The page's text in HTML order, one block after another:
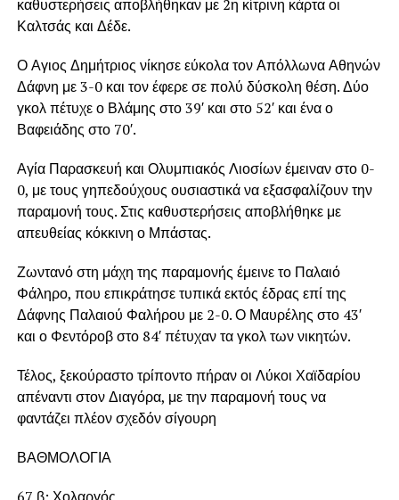
καθυστερήσεις αποβλήθηκαν με 2η κίτρινη κάρτα οι
Καλτσάς και Δέδε.
Ο Αγιος Δημήτριος νίκησε εύκολα τον Απόλλωνα Αθηνών
Δάφνη με 3-0 και τον έφερε σε πολύ δύσκολη θέση. Δύο
γκολ πέτυχε ο Βλάμης στο 39′ και στο 52′ και ένα ο
Βαφειάδης στο 70′.
Αγία Παρασκευή και Ολυμπιακός Λιοσίων έμειναν στο 0-
0, με τους γηπεδούχους ουσιαστικά να εξασφαλίζουν την
παραμονή τους. Στις καθυστερήσεις αποβλήθηκε με
απευθείας κόκκινη ο Μπάστας.
Ζωντανό στη μάχη της παραμονής έμεινε το Παλαιό
Φάληρο, που επικράτησε τυπικά εκτός έδρας επί της
Δάφνης Παλαιού Φαλήρου με 2-0. Ο Μαυρέλης στο 43′
και ο Φεντόροβ στο 84′ πέτυχαν τα γκολ των νικητών.
Τέλος, ξεκούραστο τρίποντο πήραν οι Λύκοι Χαϊδαρίου
απέναντι στον Διαγόρα, με την παραμονή τους να
φαντάζει πλέον σχεδόν σίγουρη
ΒΑΘΜΟΛΟΓΙΑ